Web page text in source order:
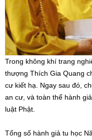
Trong không khí trang
thượng Thích Gia Quang
cư kiết hạ. Ngay sau đó,
an cư, và toàn thể hành
luật Phật.
Tổng số hành giả tu học